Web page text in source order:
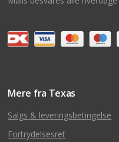
Mere fra Texas
Salgs & leveringsbetingelse
Fortrydelsesret